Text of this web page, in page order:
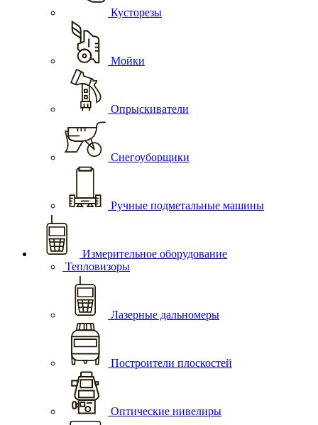
Кусторезы
Мойки
Опрыскиватели
Снегоуборщики
Ручные подметальные машины
Измерительное оборудование
Тепловизоры
Лазерные дальномеры
Построители плоскостей
Оптические нивелиры